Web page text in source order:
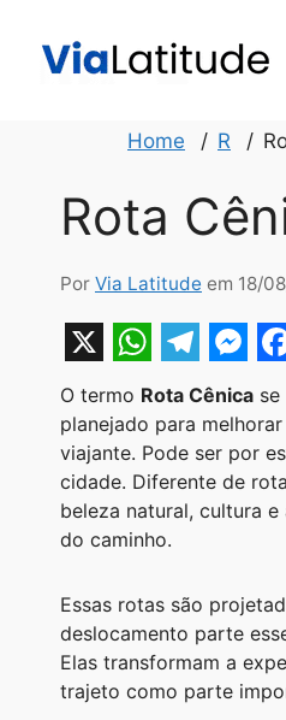
Home R
Rota
Por Via Latitude em 18/
X W
h
a
t
s
p
p
T
e
l
e
g
a
m
M
e
s
s
g
e
r
F
a
c
e
b
o
k
O termo Rota Cênica
planejado para
viajante. Pode ser por
cidade. Diferente de
beleza natural, cultura
do caminho.
Essas rotas são
deslocamento parte
Elas transformam a
trajeto como parte